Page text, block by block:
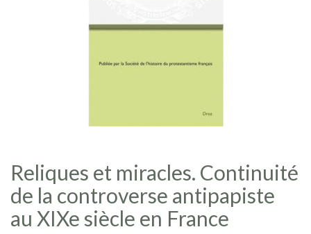
Reliques et miracles. Continuité
de la controverse antipapiste
au XIXe siècle en France